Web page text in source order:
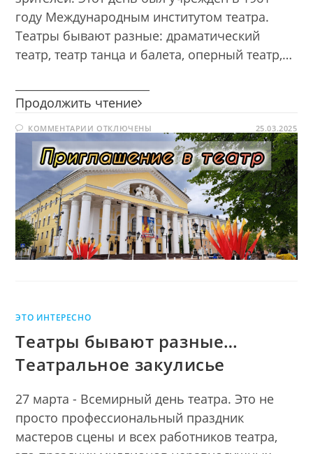
году Международным институтом театра.
Театры бывают разные: драматический
театр, театр танца и балета, оперный театр,…
Продолжить чтение Приглашение
театр
КОММЕНТАРИИ К
ЗАПИСИ
ПРИГЛАШЕНИЕ
В
ТЕАТР
ОТКЛЮЧЕНЫ 25.03.2025
ЭТО ИНТЕРЕСНО
Театры бывают разные…
Театральное закулисье
27 марта - Всемирный день театра. Это не
просто профессиональный праздник
мастеров сцены и всех работников театра,